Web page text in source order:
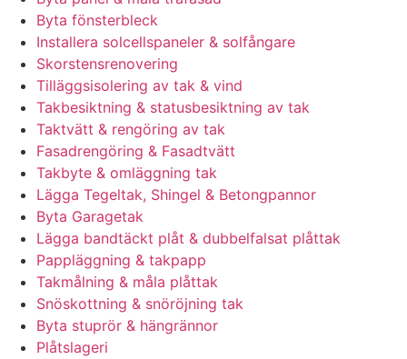
Byta fönsterbleck
Installera solcellspaneler & solfångare
Skorstensrenovering
Tilläggsisolering av tak & vind
Takbesiktning & statusbesiktning av tak
Taktvätt & rengöring av tak
Fasadrengöring & Fasadtvätt
Takbyte & omläggning tak
Lägga Tegeltak, Shingel & Betongpannor
Byta Garagetak
Lägga bandtäckt plåt & dubbelfalsat plåttak
Pappläggning & takpapp
Takmålning & måla plåttak
Snöskottning & snöröjning tak
Byta stuprör & hängrännor
Plåtslageri